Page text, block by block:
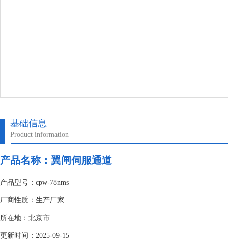
基础信息
Product information
产品名称： 翼闸伺服通道
产品型号：cpw-78nms
厂商性质：生产厂家
所在地：北京市
更新时间：2025-09-15